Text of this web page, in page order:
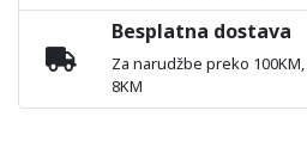
Besplatna dostava
Za narudžbe preko
8KM